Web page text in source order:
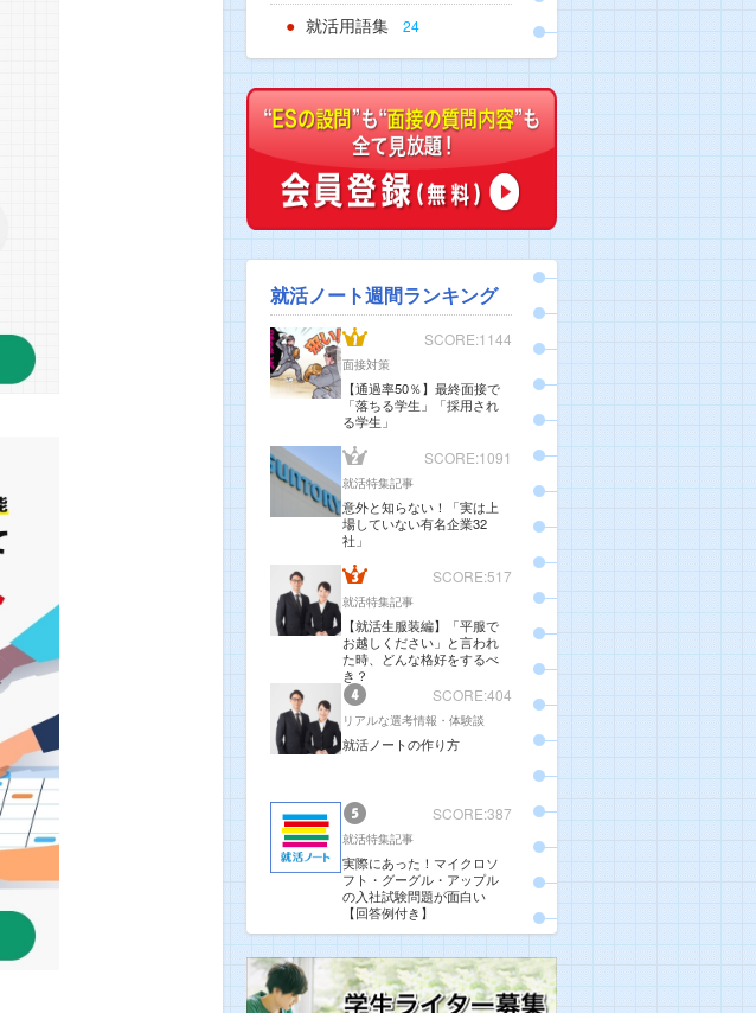
就活用語集 24
就活ノート週間ランキング
SCORE:1144
面接対策
【通過率50％】最終面接で
「落ちる学生」「採用され
る学生」
SCORE:1091
就活特集記事
意外と知らない！「実は上
場していない有名企業32
社」
SCORE:517
就活特集記事
【就活生服装編】「平服で
お越しください」と言われ
た時、どんな格好をするべ
き？
SCORE:404
リアルな選考情報・体験談
就活ノートの作り方
SCORE:387
就活特集記事
実際にあった！マイクロソ
フト・グーグル・アップル
の入社試験問題が面白い
【回答例付き】